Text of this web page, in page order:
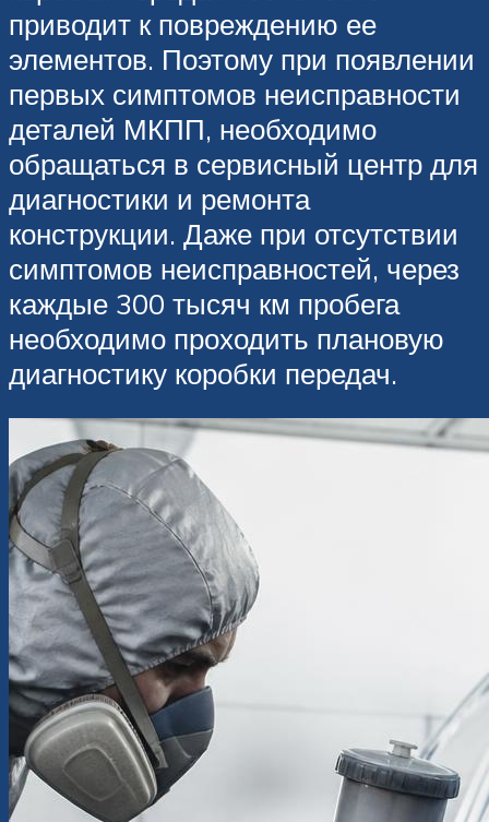
приводит к повреждению ее
элементов. Поэтому при появлении
первых симптомов неисправности
деталей МКПП, необходимо
обращаться в сервисный центр для
диагностики и ремонта
конструкции. Даже при отсутствии
симптомов неисправностей, через
каждые 300 тысяч км пробега
необходимо проходить плановую
диагностику коробки передач.